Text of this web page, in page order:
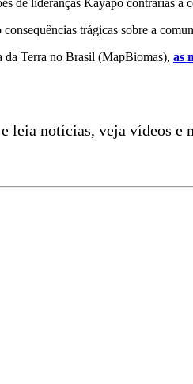
de lideranças Kayapó contrárias
trágicas sobre a
da Terra no Brasil (MapBiomas), as
leia notícias, veja vídeos e